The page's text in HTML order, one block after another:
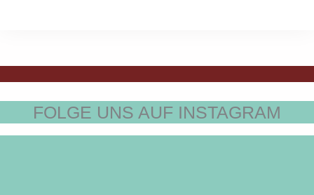
FOLGE UNS AUF INSTAGRAM